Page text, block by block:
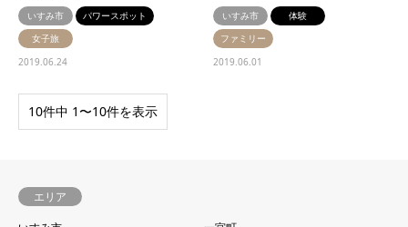
いすみ市
パワースポット
女子旅
2019.06.24
いすみ市
体験
ファミリー
2019.06.01
10件中 1〜10件を表示
エリア